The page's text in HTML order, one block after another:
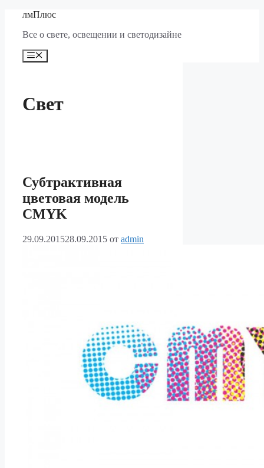
Перейти
содержимому
лмПлюс
Все о свете, освещении и светодизайне
Меню
Свет
Субтрактивная
цветовая модель
CMYK
29.09.201528.09.2015 от admin